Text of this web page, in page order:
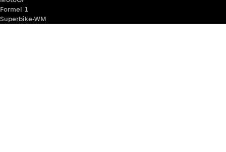
Formel 1
Superbike-WM